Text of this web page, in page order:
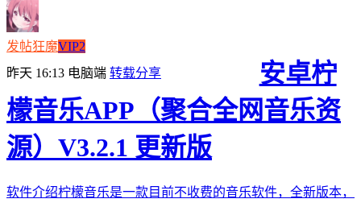
发帖狂魔VIP2
昨天 16:13 电脑端 转载分享
安卓柠
檬音乐APP（聚合全网音乐资
源）V3.2.1 更新版
软件介绍柠檬音乐是一款目前不收费的音乐软件，全新版本，